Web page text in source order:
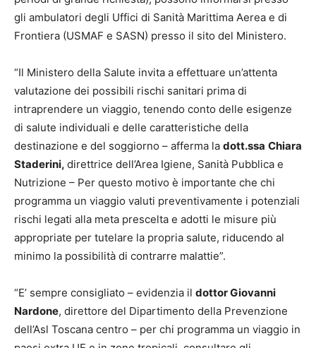
gli ambulatori degli Uffici di Sanità Marittima Aerea e di
Frontiera (USMAF e SASN) presso il sito del Ministero.
“Il Ministero della Salute invita a effettuare un’attenta
valutazione dei possibili rischi sanitari prima di
intraprendere un viaggio, tenendo conto delle esigenze
di salute individuali e delle caratteristiche della
destinazione e del soggiorno – afferma la dott.ssa Chiara
Staderini, direttrice dell’Area Igiene, Sanità Pubblica e
Nutrizione – Per questo motivo è importante che chi
programma un viaggio valuti preventivamente i potenziali
rischi legati alla meta prescelta e adotti le misure più
appropriate per tutelare la propria salute, riducendo al
minimo la possibilità di contrarre malattie”.
“E’ sempre consigliato – evidenzia il dottor Giovanni
Nardone, direttore del Dipartimento della Prevenzione
dell’Asl Toscana centro – per chi programma un viaggio in